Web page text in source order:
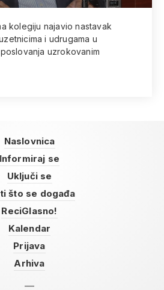
kolegiju najavio nastavak
i udrugama u
uzrokovanim
Naslovnica
Informiraj se
Uključi se
što se događa
ReciGlasno!
Kalendar
Prijava
Arhiva